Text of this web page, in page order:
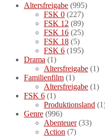
Altersfreigabe (995)
FSK 0 (227)
FSK 12 (89)
FSK 16 (25)
FSK 18 (5)
FSK 6 (195)
Drama (1)
Altersfreigabe (1)
Familienfilm (1)
Altersfreigabe (1)
FSK 6 (1)
Produktionsland
Genre (996)
Abenteuer(33)
Action (7)